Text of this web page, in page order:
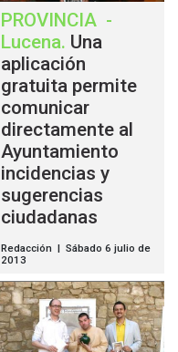
PROVINCIA -
Lucena. Una
aplicación
gratuita permite
comunicar
directamente al
Ayuntamiento
incidencias y
sugerencias
ciudadanas
Redacción | Sábado 6 julio de
2013